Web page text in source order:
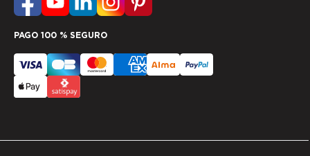
PAGO 100 % SEGURO